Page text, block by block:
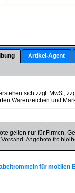
Artikel-Agent
sich zzgl. MwSt,
Warenzeichen und
gelten nur für Firmen,
Versand. Angebote
für mobilen